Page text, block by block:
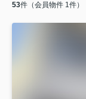
53件（会員物件 1件）